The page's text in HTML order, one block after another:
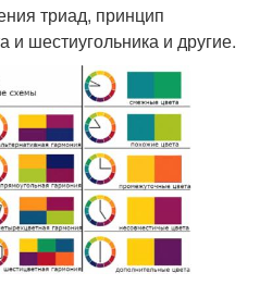
триад, принцип
и шестиугольника и другие.